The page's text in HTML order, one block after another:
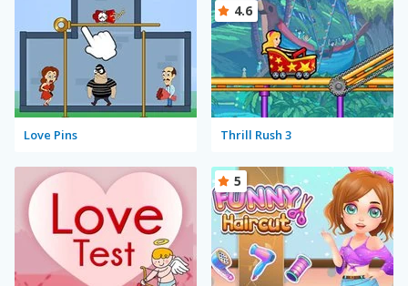
Love Pins Thrill Rush 3
4.6
5